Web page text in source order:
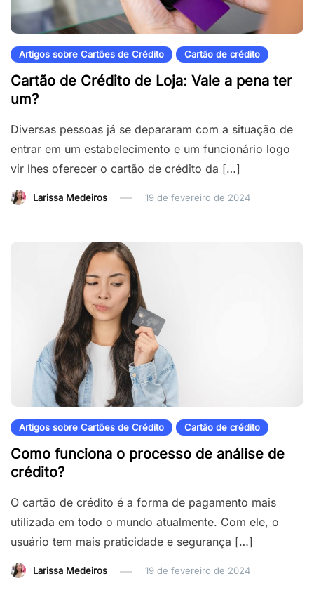
Artigos sobre Cartões de Crédito Cartão de crédito
Cartão de Crédito de Loja: Vale a pena ter
um?
Diversas pessoas já se depararam com a situação de
entrar em um estabelecimento e um funcionário logo
vir lhes oferecer o cartão de crédito da […]
Larissa Medeiros 19 de fevereiro de 2024
Artigos sobre Cartões de Crédito Cartão de crédito
Como funciona o processo de análise de
crédito?
O cartão de crédito é a forma de pagamento mais
utilizada em todo o mundo atualmente. Com ele, o
usuário tem mais praticidade e segurança […]
Larissa Medeiros 19 de fevereiro de 2024